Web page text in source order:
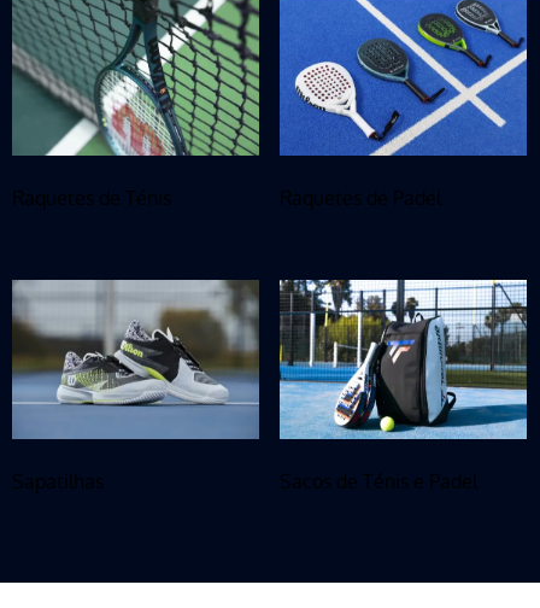
Raquetes de Ténis Raquetes de Padel
Sapatilhas Sacos de Ténis e Padel